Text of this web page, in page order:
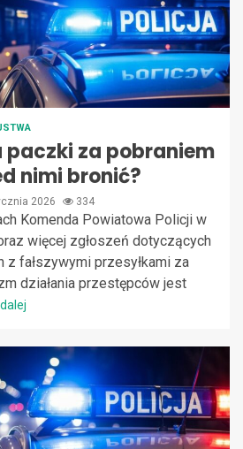
paczki za pobraniem
nimi bronić?
2026 334
Komenda Powiatowa Policji w
więcej zgłoszeń dotyczących
fałszywymi przesyłkami za
działania przestępców jest